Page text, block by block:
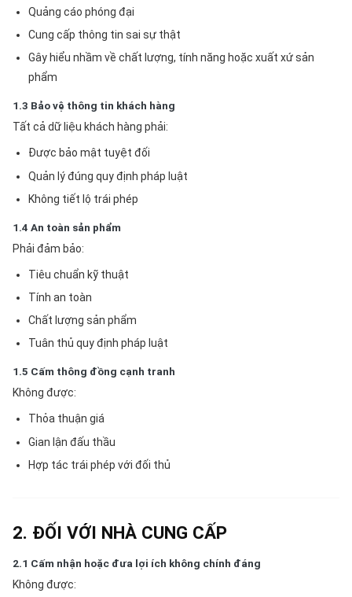
Quảng cáo phóng đại
Cung cấp thông tin sai sự thật
Gây hiểu nhầm về chất lượng, tính năng hoặc xuất xứ sản
phẩm
1.3 Bảo vệ thông tin khách hàng
Tất cả dữ liệu khách hàng phải:
Được bảo mật tuyệt đối
Quản lý đúng quy định pháp luật
Không tiết lộ trái phép
1.4 An toàn sản phẩm
Phải đảm bảo:
Tiêu chuẩn kỹ thuật
Tính an toàn
Chất lượng sản phẩm
Tuân thủ quy định pháp luật
1.5 Cấm thông đồng cạnh tranh
Không được:
Thỏa thuận giá
Gian lận đấu thầu
Hợp tác trái phép với đối thủ
2. ĐỐI VỚI NHÀ CUNG CẤP
2.1 Cấm nhận hoặc đưa lợi ích không chính đáng
Không được: